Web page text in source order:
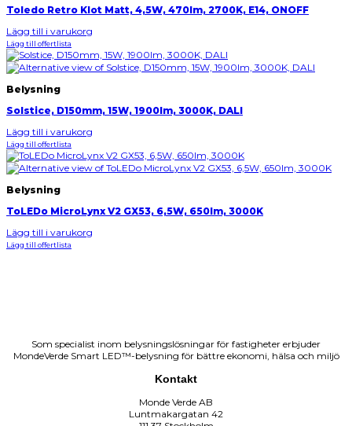
Toledo Retro Klot Matt, 4,5W, 470lm, 2700K, E14, ONOFF
Lägg till i varukorg
Lägg till offertlista
Belysning
Solstice, D150mm, 15W, 1900lm, 3000K, DALI
Lägg till i varukorg
Lägg till offertlista
Belysning
ToLEDo MicroLynx V2 GX53, 6,5W, 650lm, 3000K
Lägg till i varukorg
Lägg till offertlista
Som specialist inom belysningslösningar för fastigheter erbjuder
MondeVerde Smart LED™-belysning för bättre ekonomi, hälsa och miljö
Kontakt
Monde Verde AB
Luntmakargatan 42